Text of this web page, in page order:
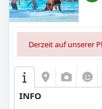
Derzeit auf unserer
INFO